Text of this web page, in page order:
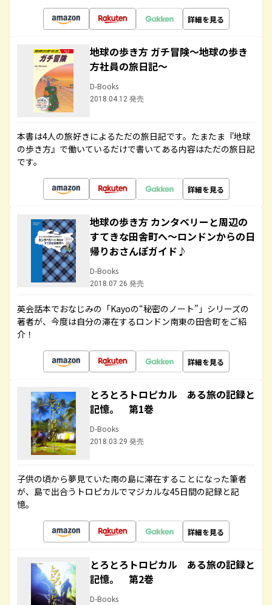
詳細を見る
地球の歩き方 ガチ冒険～地球の歩き
方社員の旅日記～
D-Books
2018.04.12 発売
本書は4人の旅好きによるただの旅日記です。たまたま『地球
の歩き方』で働いているだけで書いてある内容はただの旅日記
です。
詳細を見る
地球の歩き方 カンタベリーと周辺の
すてきな田舎町へ～ロンドンからの日
帰りおさんぽガイド♪
D-Books
2018.07.26 発売
英会話本でおなじみの「Kayoの“秘密のノート”」シリーズの
著者が、今度は自分の滞在するロンドン南東の田舎町をご紹
介！
詳細を見る
とろとろトロピカル ある旅の記録と
記憶。 第1巻
D-Books
2018.03.29 発売
子供の頃から夢見ていた南の島に滞在することになった筆者
が、島で出合うトロピカルでマジカルな45日間の記録と記
憶。
詳細を見る
とろとろトロピカル ある旅の記録と
記憶。 第2巻
D-Books